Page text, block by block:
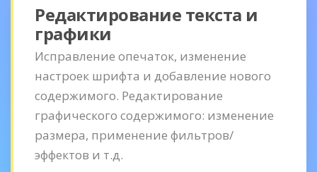
Редактирование текста и
графики
Исправление опечаток, изменение
настроек шрифта и добавление нового
содержимого. Редактирование
графического содержимого: изменение
размера, применение фильтров/
эффектов и т.д.